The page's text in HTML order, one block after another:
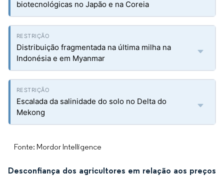
biotecnológicas no Japão e na Coreia
Distribuição fragmentada na última milha na
Indonésia e em Myanmar
Escalada da salinidade do solo no Delta do
Mekong
Fonte: Mordor Intelligence
Desconfiança dos agricultores em relação aos preços